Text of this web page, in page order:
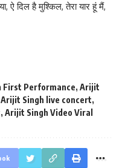
ऐ दिल है मुश्किल, तेरा यार हूं मैं,
First Performance, Arijit
Arijit Singh live concert,
, Arijit Singh Video Viral